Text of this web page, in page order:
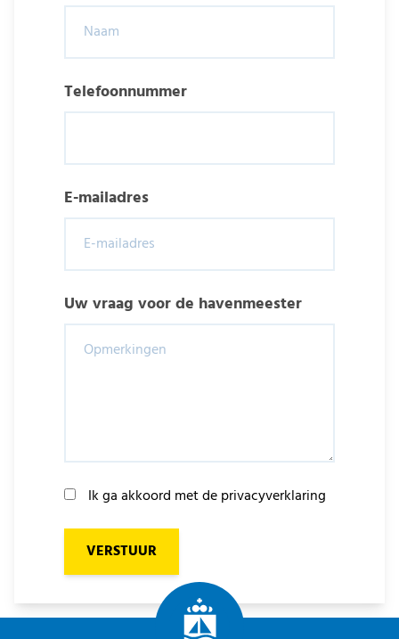
Telefoonnummer
E-mailadres
Uw vraag voor de havenmeester
Ik ga akkoord met deprivacyverklaring
VERSTUUR